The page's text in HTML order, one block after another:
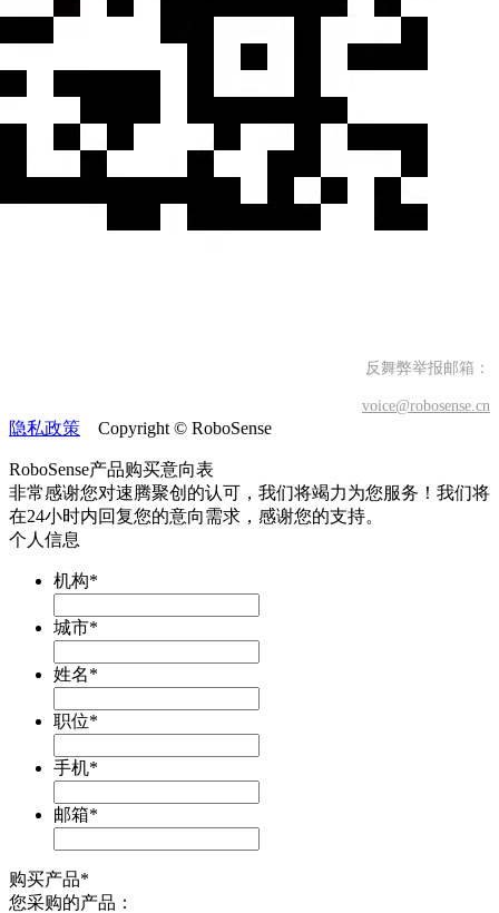
反舞弊举报邮箱：
voice@robosense.cn
隐私政策 Copyright © RoboSense
RoboSense产品购买意向表
非常感谢您对速腾聚创的认可，我们将竭力为您服务！ 我们将
在24小时内回复您的意向需求，感谢您的支持。
个人信息
机构*
城市*
姓名*
职位*
手机*
邮箱*
购买产品*
您采购的产品：